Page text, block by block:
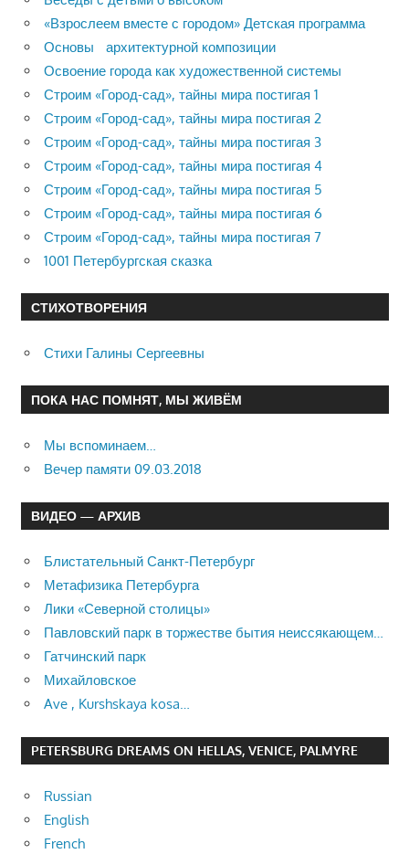
«Взрослеем вместе с городом» Детская программа
Основы архитектурной композиции
Освоение города как художественной системы
Строим «Город-сад», тайны мира постигая 1
Строим «Город-сад», тайны мира постигая 2
Строим «Город-сад», тайны мира постигая 3
Строим «Город-сад», тайны мира постигая 4
Строим «Город-сад», тайны мира постигая 5
Строим «Город-сад», тайны мира постигая 6
Строим «Город-сад», тайны мира постигая 7
1001 Петербургская сказка
СТИХОТВОРЕНИЯ
Стихи Галины Сергеевны
ПОКА НАС ПОМНЯТ, МЫ ЖИВЁМ
Мы вспоминаем…
Вечер памяти 09.03.2018
ВИДЕО — АРХИВ
Блистательный Санкт-Петербург
Метафизика Петербурга
Лики «Северной столицы»
Павловский парк в торжестве бытия неиссякающем…
Гатчинский парк
Михайловское
Ave , Kurshskaya kosa…
PETERSBURG DREAMS ON HELLAS, VENICE, PALMYRE
Russian
English
French